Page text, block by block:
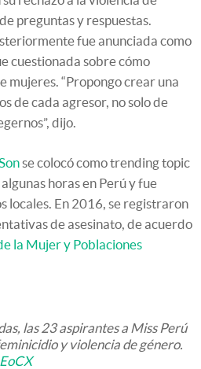
preguntas y respuestas.
fue anunciada como
cuestionada sobre cómo
mujeres. “Propongo crear una
de cada agresor, no solo de
dijo.
se colocó como trending topic
horas en Perú y fue
locales. En 2016, se registraron
de asesinato, de acuerdo
la Mujer y Poblaciones
las 23 aspirantes a Miss Perú
y violencia de género.